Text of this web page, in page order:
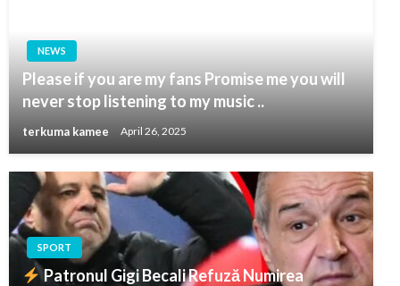
NEWS
Please if you are my fans Promise me you will
never stop listening to my music ..
terkuma kamee April 26, 2025
SPORT
Patronul Gigi Becali Refuză Numirea